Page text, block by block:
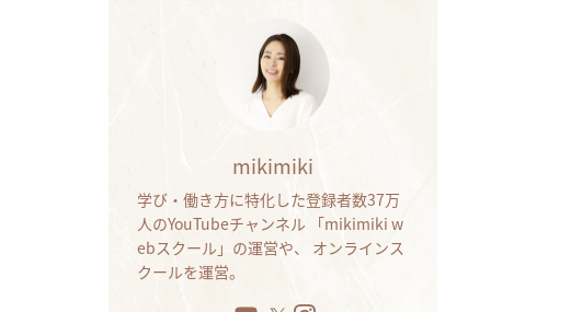
mikimiki
学び・働き方に特化した登録者数37万
人のYouTubeチャンネル 「mikimiki w
ebスクール」の運営や、 オンラインス
クールを運営。